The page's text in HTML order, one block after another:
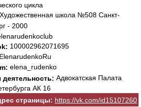
цикла
Художественная школа №508 Санкт-
- 2000
100002962071695
ElenarudenkoRu
elena_rudenko
деятельность: Адвокатская Палата
АК 16
страницы: https://vk.com/id15107260